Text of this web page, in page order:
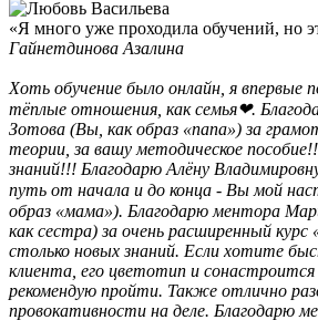
«Я много уже проходила обучений, но
Гайнетдинова Азалина
Хоть обучение было онлайн, я впервые
тёплые отношения, как семья❤.
Зотова (Вы, как образ «папа») за
теории, за вашу методическое
знаний!!! Благодарю Алёну
путь от начала и до конца - Вы мой
образ «мама»). Благодарю ментора
как сестра) за очень расширенный курс
столько новых знаний. Если хотите
клиента, его цветотип и
рекомендую пройти. Также отлично
провокативности на деле. Благодарю